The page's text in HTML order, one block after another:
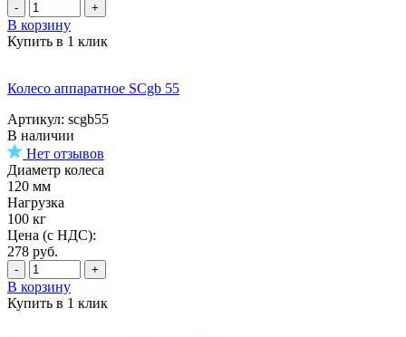
- +
В корзину
Купить в 1 клик
Колесо аппаратное SCgb 55
Артикул: scgb55
В наличии
Нет отзывов
Диаметр колеса
120 мм
Нагрузка
100 кг
Цена (с НДС):
278 руб.
- +
В корзину
Купить в 1 клик